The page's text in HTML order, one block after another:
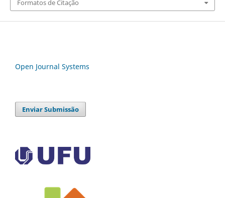
Formatos de Citação
Open Journal Systems
Enviar Submissão